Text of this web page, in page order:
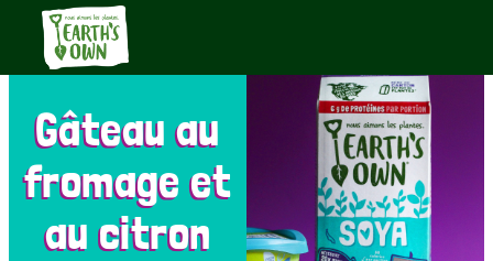
Gâteau au
fromage et
au citron